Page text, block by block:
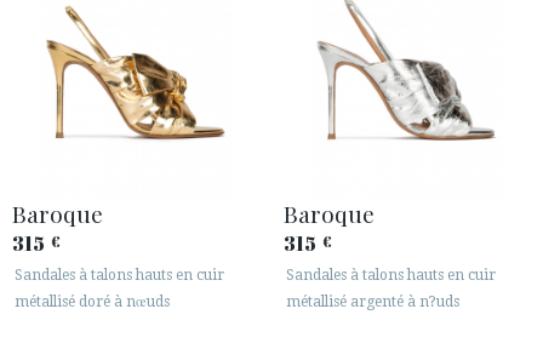
Baroque
315 €
Sandales à talons hauts en cuir
métallisé doré à nœuds
Baroque
315 €
Sandales à talons hauts en cuir
métallisé argenté à n?uds